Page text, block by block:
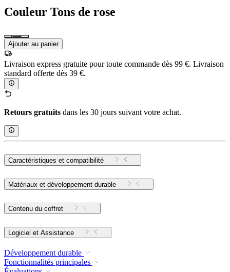
Couleur Tons de rose
Ajouter au panier
Livraison express gratuite pour toute commande dès 99 €. Livraison
standard offerte dès 39 €.
Retours gratuits dans les 30 jours suivant votre achat.
Caractéristiques et compatibilité
Matériaux et développement durable
Contenu du coffret
Logiciel et Assistance
Développement durable
Fonctionnalités principales